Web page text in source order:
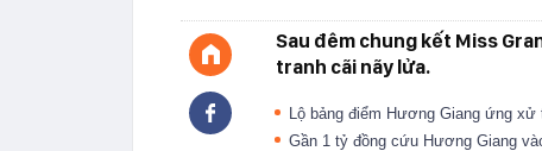
Sau đêm chung kết Miss
tranh cãi nãy lửa.
Lộ bảng điểm Hương Giang ứng xử
Gần 1 tỷ đồng cứu Hương Giang